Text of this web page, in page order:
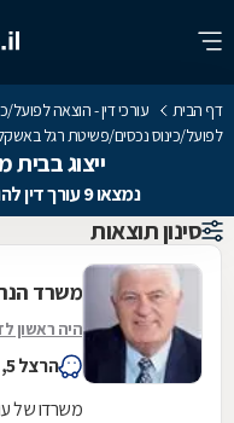
דף הבית עורכי דין - הוצאה
לפועל/כינוס נכסים/פשיטת רגל
ייצוג
נמצאו 9 עורך דין להוצל"פ כינוס נכסים ופשיטת רגל
סינון תוצאות
משרד הנר
היה ראשון
הרצל 5, אשקלון
משרדו של